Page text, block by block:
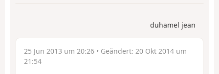
duhamel jean
25 Jun 2013 um 20:26 • Geändert: 20 Okt 2014 um
21:54